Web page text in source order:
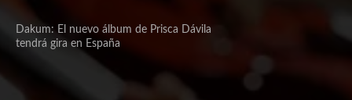
Dakum: El nuevo álbum de Prisca Dávila
tendrá gira en España